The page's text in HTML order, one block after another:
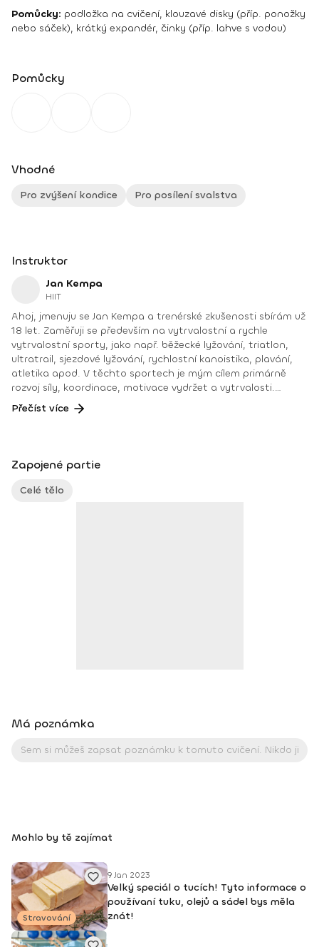
Pomůcky: podložka na cvičení, klouzavé disky (příp. ponožky
nebo sáček), krátký expandér, činky (příp. lahve s vodou)
Pomůcky
Vhodné
Pro zvýšení kondice Pro posílení svalstva
Instruktor
Jan Kempa
HIIT
Ahoj, jmenuju se Jan Kempa a trenérské zkušenosti sbírám už
18 let. Zaměřuji se především na vytrvalostní a rychle
vytrvalostní sporty, jako např. běžecké lyžování, triatlon,
ultratrail, sjezdové lyžování, rychlostní kanoistika, plavání,
atletika apod. V těchto sportech je mým cílem primárně
rozvoj síly, koordinace, motivace vydržet a vytrvalosti.
Absolvované kurzy: kondiční a fitness trenér 2. třídy
certifikovaný trenér silových cvičení, cvičení s balančními
core masér Moje osobní úspěchy: 12x ironman 20x
halfironman 20x ultramaraton (různé horské běhy, 24
hodinové běhy apod.), desítky absolvovaných závodů a
Přečíst více
Zapojené partie
Celé tělo
Má poznámka
Mohlo by tě zajímat
Stravování
9 Jan 2023
Velký speciál o tucích! Tyto informace o
používaní tuku, olejů a sádel bys měla
znát!